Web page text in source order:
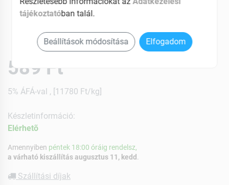
589 Ft
5% ÁFÁ-val , [11780 Ft/kg]
Készletinformáció:
Elérhetõ
Amennyiben péntek 18:00 óráig rendelsz,
a várható kiszállítás augusztus 11, kedd
Szállítási díjak
tájékoztatóban talál.
Beállítások módosítása Elfogadom